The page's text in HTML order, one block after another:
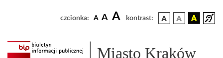
czcionka: A A A kontrast:
Miasto Kraków